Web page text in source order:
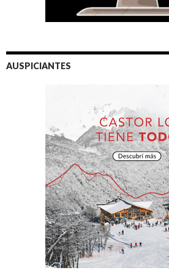
AUSPICIANTES